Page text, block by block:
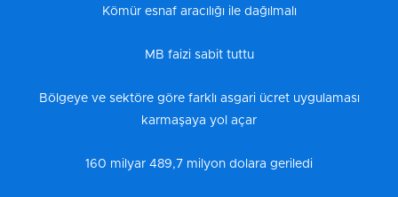
Kömür esnaf aracılığı ile dağılmalı
MB faizi sabit tuttu
Bölgeye ve sektöre göre farklı asgari ücret uygulaması
karmaşaya yol açar
160 milyar 489,7 milyon dolara geriledi